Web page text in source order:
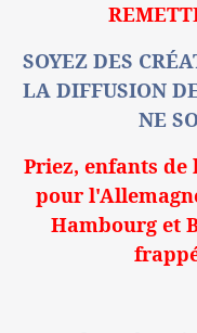
SOYEZ DES
LA DIFFUSION
NE
Priez, enfants
pour
Hambourg et